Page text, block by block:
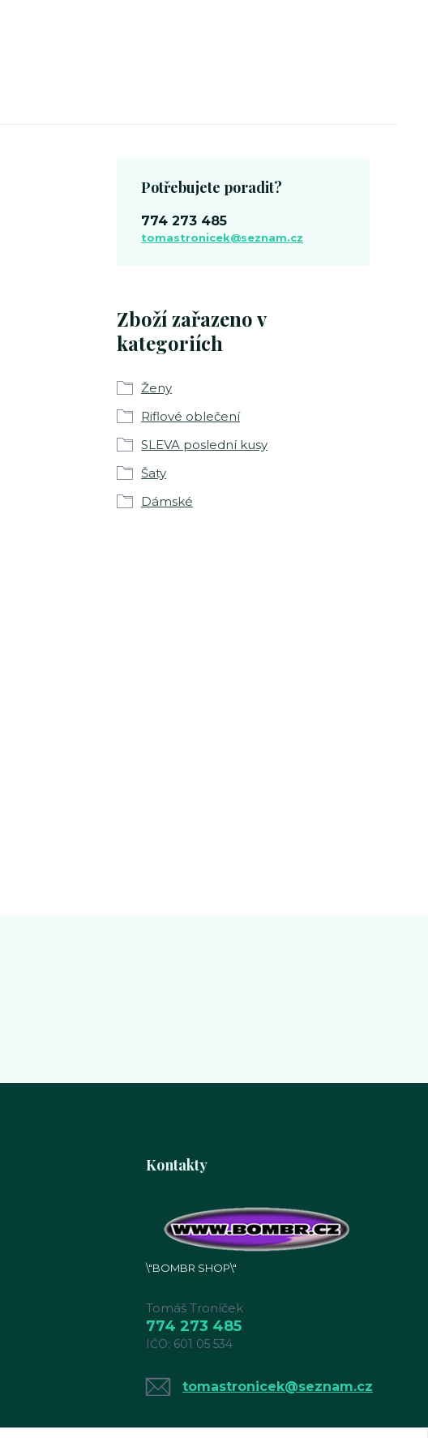
Zboží zařazeno v
kategoriích
Ženy
Riflové oblečení
SLEVA poslední kusy
Šaty
Dámské
Potřebujete poradit?
774 273 485
tomastronicek@seznam.cz
Kontakty
\"BOMBR SHOP\"
Tomáš Troníček
774 273 485
IČO: 601 05 534
tomastronicek@seznam.cz